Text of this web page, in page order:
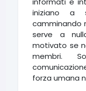
iniziano a
camminando
serve a
motivato se
membri.
forza umana